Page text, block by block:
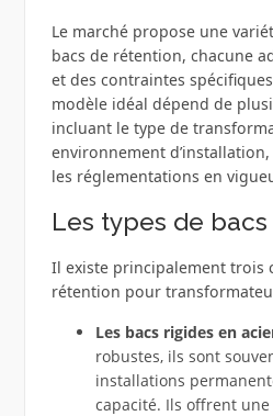
Le marché propose une
bacs de rétention, chacune
et des contraintes
modèle idéal dépend de
incluant le type de
environnement
les réglementations en
Les types de
Il existe principalement trois
rétention pour
Les bacs rigides en
robustes, ils sont
installations
capacité. Ils offrent